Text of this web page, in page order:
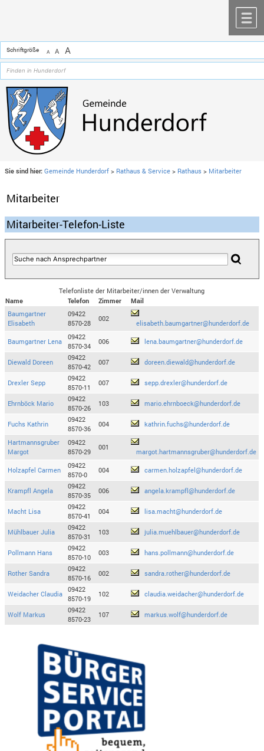
Schriftgröße A A A
Sie sind hier: Gemeinde Hunderdorf > Rathaus & Service > Rathaus > Mitarbeiter
Mitarbeiter
Mitarbeiter-Telefon-Liste
Telefonliste der Mitarbeiter/innen der Verwaltung
Name
Telefon Zimmer
Mail
Baumgartner
Elisabeth
09422
8570-28
002
elisabeth.baumgartner@hunderdorf.de
Baumgartner Lena
09422
8570-34
006 lena.baumgartner@hunderdorf.de
Diewald Doreen
09422
8570-42
007 doreen.diewald@hunderdorf.de
Drexler Sepp
09422
8570-11
007 sepp.drexler@hunderdorf.de
Ehrnböck Mario
09422
8570-26
103 mario.ehrnboeck@hunderdorf.de
Fuchs Kathrin
09422
8570-36
004 kathrin.fuchs@hunderdorf.de
Hartmannsgruber
Margot
09422
8570-29
001
margot.hartmannsgruber@hunderdorf.de
Holzapfel Carmen
09422
8570-0
004 carmen.holzapfel@hunderdorf.de
Krampfl Angela
09422
8570-35
006 angela.krampfl@hunderdorf.de
Macht Lisa
09422
8570-41
004 lisa.macht@hunderdorf.de
Mühlbauer Julia
09422
8570-31
103 julia.muehlbauer@hunderdorf.de
Pollmann Hans
09422
8570-10
003 hans.pollmann@hunderdorf.de
Rother Sandra
09422
8570-16
002 sandra.rother@hunderdorf.de
Weidacher Claudia
09422
8570-19
102 claudia.weidacher@hunderdorf.de
Wolf Markus
09422
8570-23
107 markus.wolf@hunderdorf.de